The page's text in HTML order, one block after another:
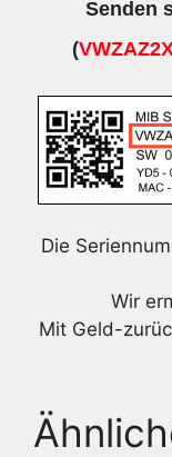
Senden
(
Die
Wir
Mit Geld-